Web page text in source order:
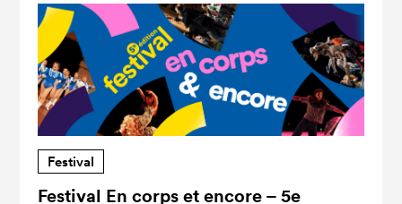
Festival
Festival En corps et encore – 5e